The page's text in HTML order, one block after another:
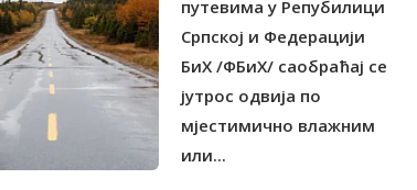
путевима у Репубилици
Српској и Федерацији
БиХ /ФБиХ/ саобраћај се
јутрос одвија по
мјестимично влажним
или...